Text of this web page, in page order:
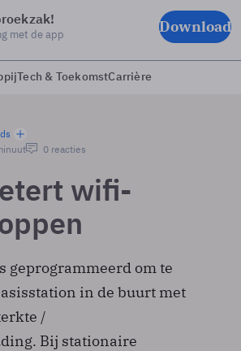
met de app Download
Tech & ToekomstCarrière
0 reacties
wifi-
geprogrammeerd om te
in de buurt met
/
Bij stationaire